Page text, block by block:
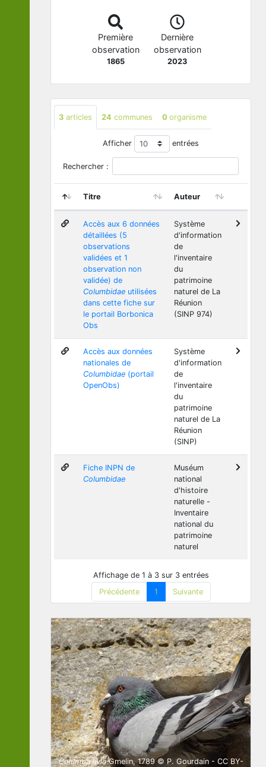
Première
observation
1865
Dernière
observation
2023
3 articles 24 communes 0 organisme
Afficher entrées
Rechercher :
Titre Auteur
Accès aux 6 données
détaillées (5
observations
validées et 1
observation non
validée) de
Columbidae utilisées
dans cette fiche sur
le portail Borbonica
Obs
Système
d'information
de
l'inventaire
du
patrimoine
naturel de La
Réunion
(SINP 974)
Accès aux données
nationales de
Columbidae (portail
OpenObs)
Système
d'information
de
l'inventaire
du
patrimoine
naturel de La
Réunion
(SINP)
Fiche INPN de
Columbidae
Muséum
national
d'histoire
naturelle -
Inventaire
national du
patrimoine
naturel
Affichage de 1 à 3 sur 3 entrées
Précédente
1 Suivante
Columba liviaGmelin, 1789 © P. Gourdain - CC BY-
Previous Next